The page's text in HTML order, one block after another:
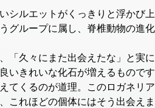
シルエットがくっきりと浮かび
グループに属し、脊椎動物の進
「久々にまた出会えたな」と実
いきれいな化石が増えるもので
てくるのが道理。このロガネ
これほどの個体にはそう出会え